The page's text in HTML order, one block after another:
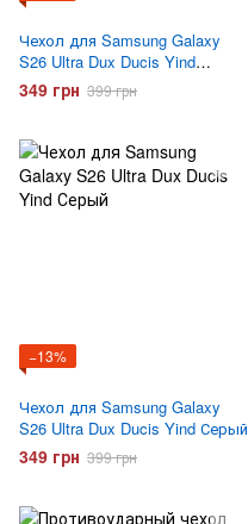
Чехол для Samsung Galaxy
S26 Ultra Dux Ducis Yind
Черный
349 грн 399 грн
−13%
Чехол для Samsung Galaxy
S26 Ultra Dux Ducis Yind Серый
349 грн 399 грн